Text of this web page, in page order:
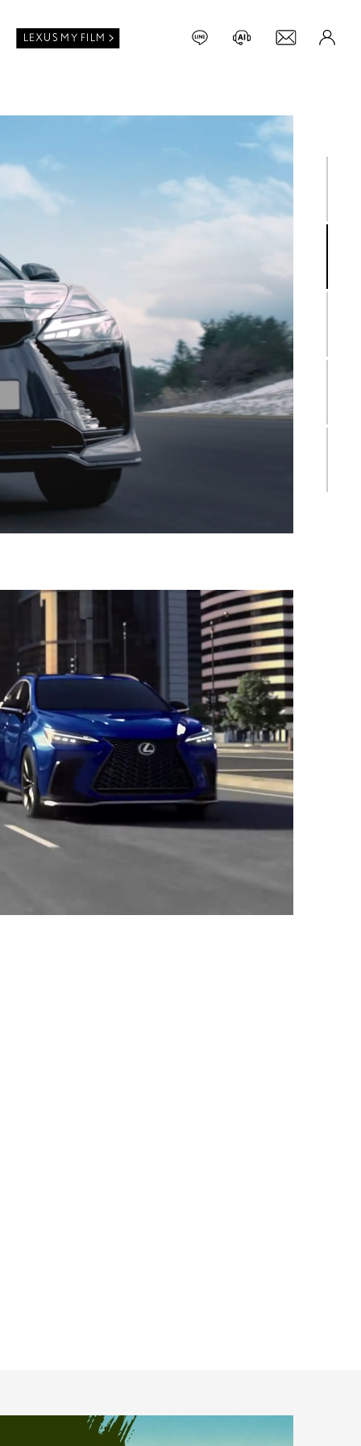
LEXUS MY FILM